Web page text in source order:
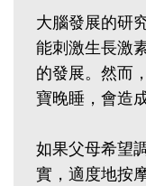
大腦發展的研
能刺激生長激
的發展。然而
寶晚睡，會
如果父母希望
實，適度地按